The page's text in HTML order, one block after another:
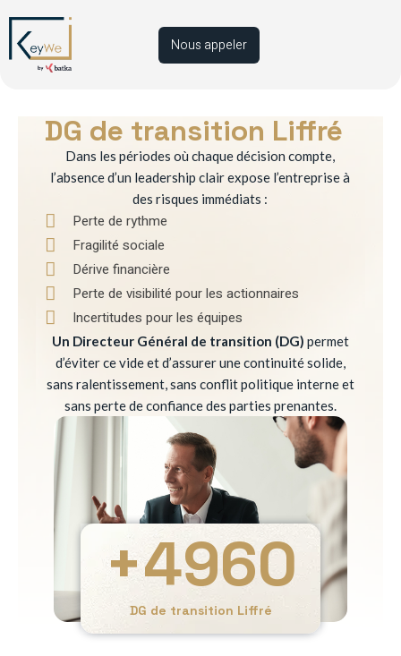
Nous appeler
DG de transition Liffré
Dans les périodes où chaque décision compte,
l’absence d’un leadership clair expose l’entreprise à
des risques immédiats :
Perte de rythme
Fragilité sociale
Dérive financière
Perte de visibilité pour les actionnaires
Incertitudes pour les équipes
Un Directeur Général de transition (DG) permet
d’éviter ce vide et d’assurer une continuité solide,
sans ralentissement, sans conflit politique interne et
sans perte de confiance des parties prenantes.
DG de transition Liffré
+4960